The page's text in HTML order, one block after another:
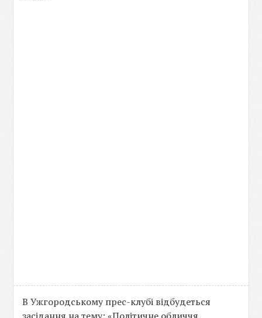
В Ужгородському прес-клубі відбудеться